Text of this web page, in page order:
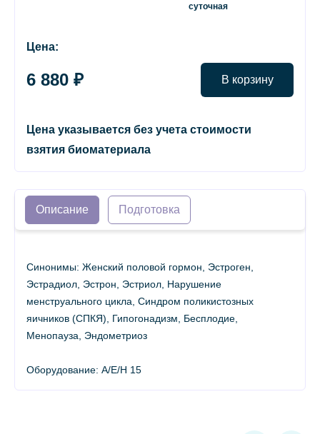
суточная
Цена:
6 880 ₽ В корзину
Цена указывается без учета стоимости
взятия биоматериала
Описание Подготовка
Синонимы: Женский половой гормон, Эстроген,
Эстрадиол, Эстрон, Эстриол, Нарушение
менструального цикла, Синдром поликистозных
яичников (СПКЯ), Гипогонадизм, Бесплодие,
Менопауза, Эндометриоз
Оборудование: A/E/H 15